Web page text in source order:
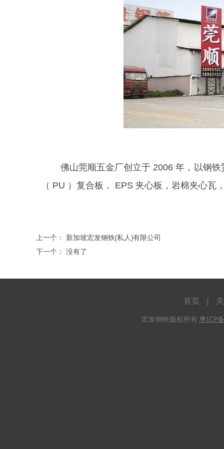
佛山莞顺五金厂创立于 2006 年，以钢铁
（ PU ）复合板， EPS 夹心板，岩棉夹心
上一个： 新加坡宏发钢铁(私人)有限公司
下一个： 没有了
首页 |
宏发钢铁版权所有 粤ICP